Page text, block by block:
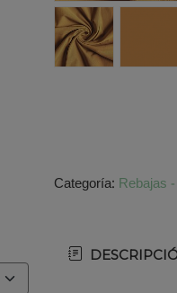
Categoría: Rebajas